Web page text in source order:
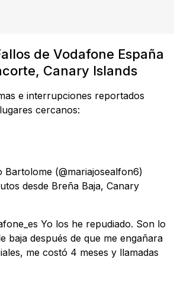
de Vodafone España
Canary Islands
e interrupciones reportados
cercanos:
Bartolome (@mariajosealfon6)
desde Breña Baja, Canary
Yo los he repudiado. Son lo
baja después de que me engañara
me costó 4 meses y llamadas